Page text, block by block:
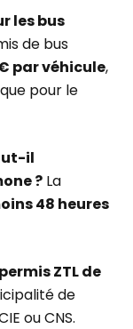
les bus
de bus
par véhicule,
pour le
il
? La
48 heures
ZTL de
de
ou CNS.